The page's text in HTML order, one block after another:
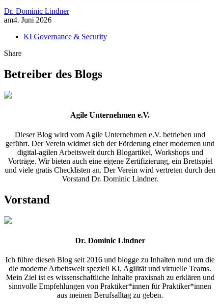
Dr. Dominic Lindner
am4. Juni 2026
KI Governance & Security
Share
Betreiber des Blogs
Agile Unternehmen e.V.
Dieser Blog wird vom Agile Unternehmen e.V. betrieben und
geführt. Der Verein widmet sich der Förderung einer modernen und
digital-agilen Arbeitswelt durch Blogartikel, Workshops und
Vorträge. Wir bieten auch eine eigene Zertifizierung, ein Brettspiel
und viele gratis Checklisten an. Der Verein wird vertreten durch den
Vorstand Dr. Dominic Lindner.
Vorstand
Dr. Dominic Lindner
Ich führe diesen Blog seit 2016 und blogge zu Inhalten rund um die
die moderne Arbeitswelt speziell KI, Agilität und virtuelle Teams.
Mein Ziel ist es wissenschaftliche Inhalte praxisnah zu erklären und
sinnvolle Empfehlungen von Praktiker*innen für Praktiker*innen
aus meinen Berufsalltag zu geben.